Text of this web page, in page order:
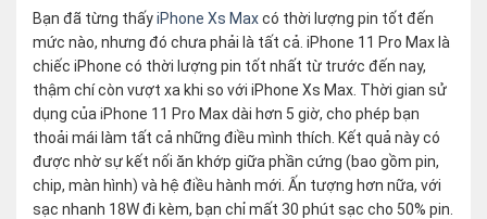
Bạn đã từng thấyiPhone Xs Maxcó thời lượng pin tốt đến
mức nào, nhưng đó chưa phải là tất cả. iPhone 11 Pro Max là
chiếc iPhone có thời lượng pin tốt nhất từ trước đến nay,
thậm chí còn vượt xa khi so với iPhone Xs Max. Thời gian sử
dụng của iPhone 11 Pro Max dài hơn 5 giờ, cho phép bạn
thoải mái làm tất cả những điều mình thích. Kết quả này có
được nhờ sự kết nối ăn khớp giữa phần cứng (bao gồm pin,
chip, màn hình) và hệ điều hành mới. Ấn tượng hơn nữa, với
sạc nhanh 18W đi kèm, bạn chỉ mất 30 phút sạc cho 50% pin.